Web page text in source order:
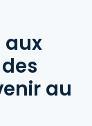
aux
au